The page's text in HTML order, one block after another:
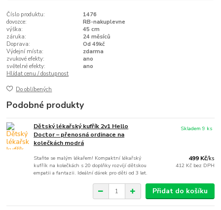
Číslo produktu:
1476
dovozce:
RB-nakuplevne
výška:
45 cm
záruka:
24 měsíců
Doprava:
Od 49kč
Výdejní místa:
zdarma
zvukové efekty:
ano
světelné efekty:
ano
Hlídat cenu / dostupnost
Do oblíbených
Podobné produkty
Dětský lékařský kufřík 2v1 Hello
Doctor – přenosná ordinace na
kolečkách modrá
Staňte se malým lékařem! Kompaktní lékařský
kufřík na kolečkách s 20 doplňky rozvíjí dětskou
empatii a fantazii. Ideální dárek pro děti od 3 let.
499 Kč/ks
412 Kč bez DPH
Skladem 9 ks
Přidat do košíku